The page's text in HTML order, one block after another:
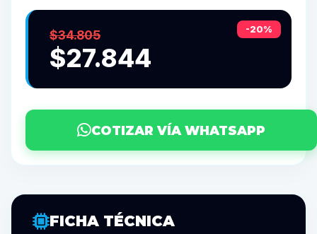
-20%
$34.805
$27.844
COTIZAR VÍA WHATSAPP
FICHA TÉCNICA